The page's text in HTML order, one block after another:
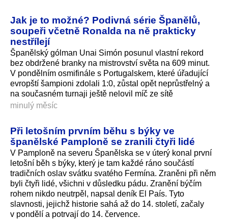
Jak je to možné? Podivná série Španělů,
soupeři včetně Ronalda na ně prakticky
nestřílejí
Španělský gólman Unai Simón posunul vlastní rekord
bez obdržené branky na mistrovství světa na 609 minut.
V pondělním osmifinále s Portugalskem, které úřadující
evropští šampioni zdolali 1:0, zůstal opět neprůstřelný a
na současném turnaji ještě nelovil míč ze sítě
minulý měsíc
Při letošním prvním běhu s býky ve
španělské Pamploně se zranili čtyři lidé
V Pamploně na severu Španělska se v úterý konal první
letošní běh s býky, který je tam každé ráno součástí
tradičních oslav svátku svatého Fermína. Zraněni při něm
byli čtyři lidé, všichni v důsledku pádu. Zranění býčím
rohem nikdo neutrpěl, napsal deník El País. Tyto
slavnosti, jejichž historie sahá až do 14. století, začaly
v pondělí a potrvají do 14. července.